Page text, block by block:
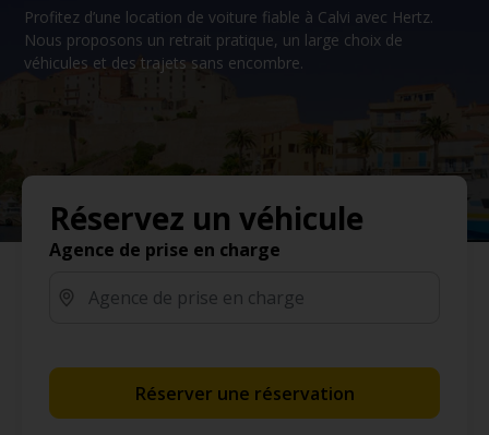
Profitez d’une location de voiture fiable à Calvi avec Hertz.
Nous proposons un retrait pratique, un large choix de
véhicules et des trajets sans encombre.
Réservez un véhicule
Agence de prise en charge
Réserver une réservation